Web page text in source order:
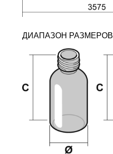
ДИАПАЗОН РАЗМЕРОВ